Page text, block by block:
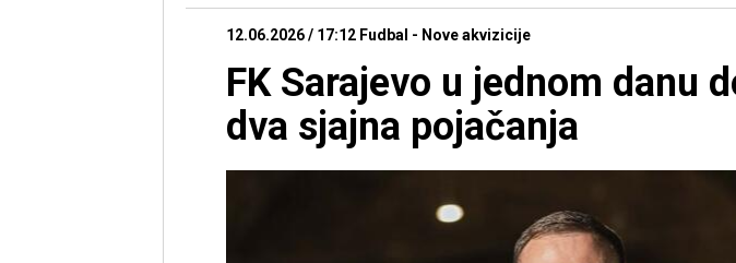
12.06.2026 / 17:12 Fudbal - Nove akvizicije
FK Sarajevo u jednom danu
dva sjajna pojačanja